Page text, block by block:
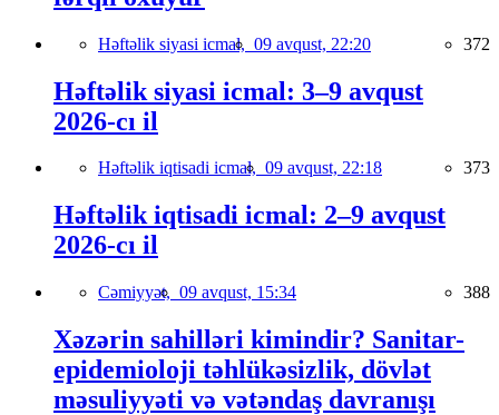
Həftəlik siyasi icmal, 09 avqust, 22:20 372
Həftəlik siyasi icmal: 3–9 avqust
2026-cı il
Həftəlik iqtisadi icmal, 09 avqust, 22:18 373
Həftəlik iqtisadi icmal: 2–9 avqust
2026-cı il
Cəmiyyət, 09 avqust, 15:34 388
Xəzərin sahilləri kimindir? Sanitar-
epidemioloji təhlükəsizlik, dövlət
məsuliyyəti və vətəndaş davranışı